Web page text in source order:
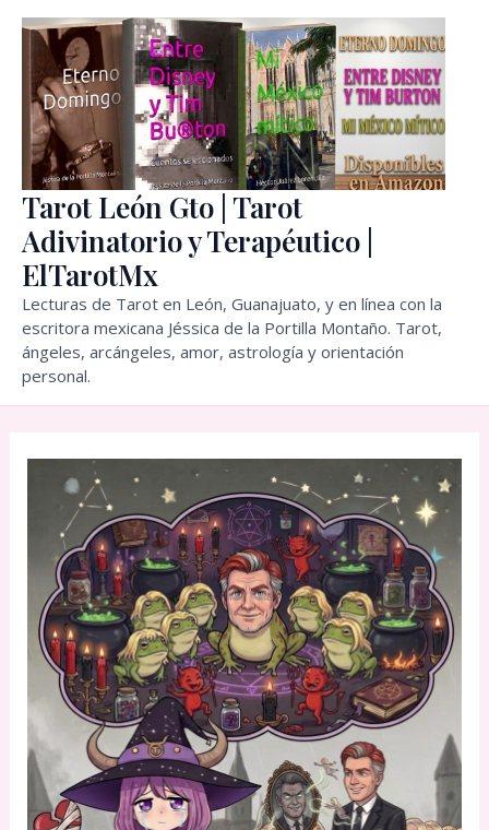
contenido
Tarot León Gto | Tarot
Adivinatorio y Terapéutico |
ElTarotMx
Lecturas de Tarot en León, Guanajuato, y en línea con la
escritora mexicana Jéssica de la Portilla Montaño. Tarot,
ángeles, arcángeles, amor, astrología y orientación
personal.